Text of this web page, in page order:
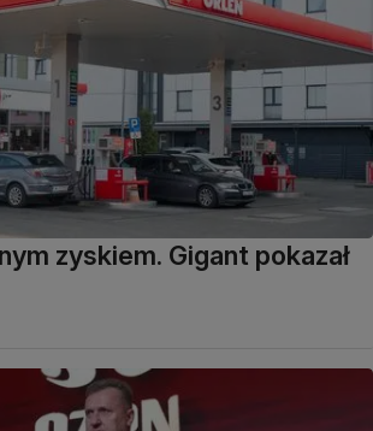
zyskiem. Gigant pokazał